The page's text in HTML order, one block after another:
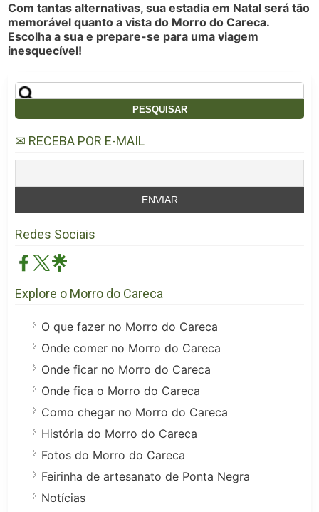
Com tantas alternativas, sua estadia em Natal será tão
memorável quanto a vista do Morro do Careca.
Escolha a sua e prepare-se para uma viagem
inesquecível!
Pesquisar
por:
✉ RECEBA POR E-MAIL
Redes Sociais
Explore o Morro do Careca
O que fazer no Morro do Careca
Onde comer no Morro do Careca
Onde ficar no Morro do Careca
Onde fica o Morro do Careca
Como chegar no Morro do Careca
História do Morro do Careca
Fotos do Morro do Careca
Feirinha de artesanato de Ponta Negra
Notícias